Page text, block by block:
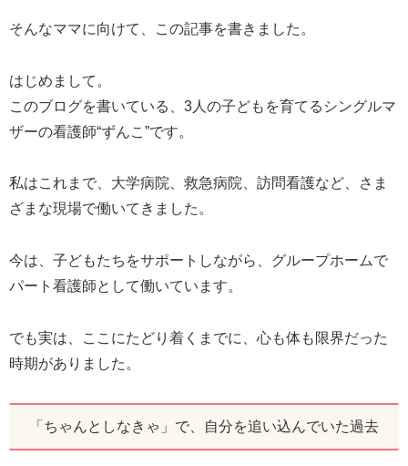
そんなママに向けて、この記事を書きました。
はじめまして。
このブログを書いている、3人の子どもを育てるシングルマ
ザーの看護師“ずんこ”です。
私はこれまで、大学病院、救急病院、訪問看護など、さま
ざまな現場で働いてきました。
今は、子どもたちをサポートしながら、グループホームで
パート看護師として働いています。
でも実は、ここにたどり着くまでに、心も体も限界だった
時期がありました。
「ちゃんとしなきゃ」で、自分を追い込んでいた過去